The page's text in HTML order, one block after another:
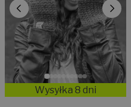
Wysyłka 8 dni